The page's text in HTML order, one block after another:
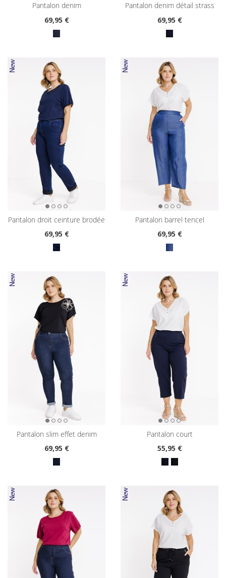
pantalon denim
69,95 €
pantalon denim détail strass
69,95 €
pantalon droit ceinture brodée
69,95 €
pantalon barrel tencel
69,95 €
pantalon slim effet denim
69,95 €
pantalon court
55,95 €